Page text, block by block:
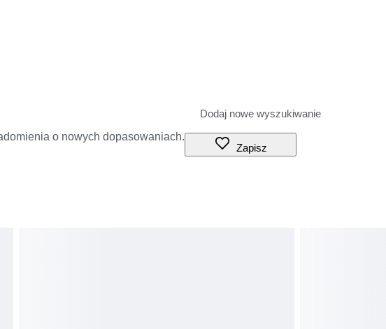
o nowych dopasowaniach.
Zapisz